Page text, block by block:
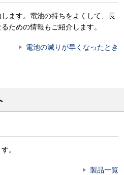
ます。電池の持ちをよくして、長
ための情報もご紹介します。
電池の減りが早くなったとき
。
製品一覧